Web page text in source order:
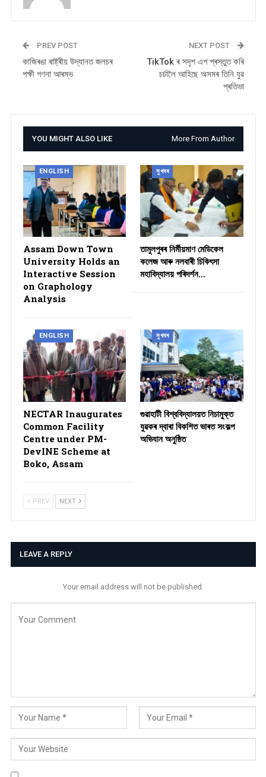
PREV POST
কাজিৰঙা ৰাষ্ট্ৰীয় উদ্যানত জলচৰ
পক্ষী গণনা আৰম্ভ
NEXT POST
TikTok ৰ সদৃশ এপ প্ৰস্তুত কৰি
চৰ্চালৈ আহিছে অসমৰ তিনি যুৱ
প্ৰতিভা
YOU MIGHT ALSO LIKE More From Author
ENGLISH
Assam Down Town
University Holds an
Interactive Session
on Graphology
Analysis
সুখবৰ
তামুলপুৰৰ নিৰ্মীয়মাণ মেডিকেল
কলেজ আৰু নলবাৰী চিকিৎসা
মহাবিদ্যালয় পৰিদৰ্শন…
ENGLISH
NECTAR Inaugurates
Common Facility
Centre under PM-
DevINE Scheme at
Boko, Assam
সুখবৰ
গুৱাহাটী বিশ্ববিদ্যালয়ত নিচামুক্ত
যুৱকৰ দ্বাৰা বিকশিত ভাৰত সংকল্প
অভিযান অনুষ্ঠিত
PREV NEXT
LEAVE A REPLY
Your email address will not be published.